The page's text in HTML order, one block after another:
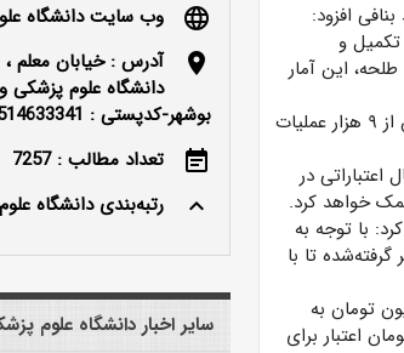
افزود:
با تکمیل و
روستای طلحه، این آمار
بنافی تصریح کرد: کرد: مجموعه اورژانس جاده‌ای دشتستان ۱۰۰ پرسنل دارد که از سال گذشته تاکنون بیش از ۹ هزار عملیات
در
خواهد کرد.
کرد: با توجه به
تا با
دشتستان در حاشیه این مراسم از تخصیص ۵ میلیارد و ۸۰۰ میلیون تومان به
شهرستان، در حدود ۵ میلیارد و ۸۰۰ میلیون تومان اعتبار برای
language
وب سایت دانشگاه
location_on
آدرس : خیابان معلم ،
دانشگاه علوم پزشکی
بوشهر-کدپستی : 7514633341
event_note
تعداد مطالب : 7257
keyboard_arrow_up
رتبه‌بندی دانشگاه
سایر اخبار دانشگاه علوم